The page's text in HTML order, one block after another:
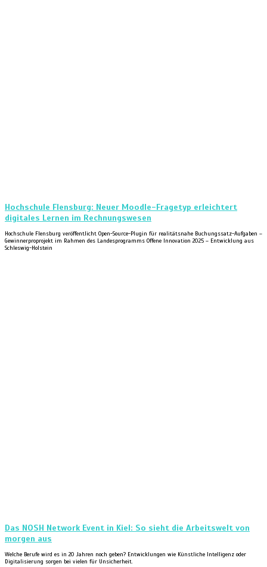
Hochschule Flensburg: Neuer Moodle-Fragetyp erleichtert
digitales Lernen im Rechnungswesen
Hochschule Flensburg veröffentlicht Open-Source-Plugin für realitätsnahe Buchungssatz-Aufgaben –
Gewinnerproprojekt im Rahmen des Landesprogramms Offene Innovation 2025 – Entwicklung aus
Schleswig-Holstein
Das NOSH Network Event in Kiel: So sieht die Arbeitswelt von
morgen aus
Welche Berufe wird es in 20 Jahren noch geben? Entwicklungen wie Künstliche Intelligenz oder
Digitalisierung sorgen bei vielen für Unsicherheit.